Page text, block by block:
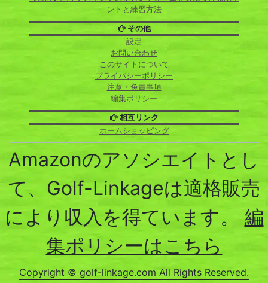
ントと練習方法
その他
設定
お問い合わせ
このサイトについて
プライバシーポリシー
注意・免責事項
編集ポリシー
相互リンク
ホームショッピング
Amazonのアソシエイトとし
て、Golf-Linkageは適格販売
により収入を得ています。 編
集ポリシーはこちら
Copyright © golf-linkage.com All Rights Reserved.